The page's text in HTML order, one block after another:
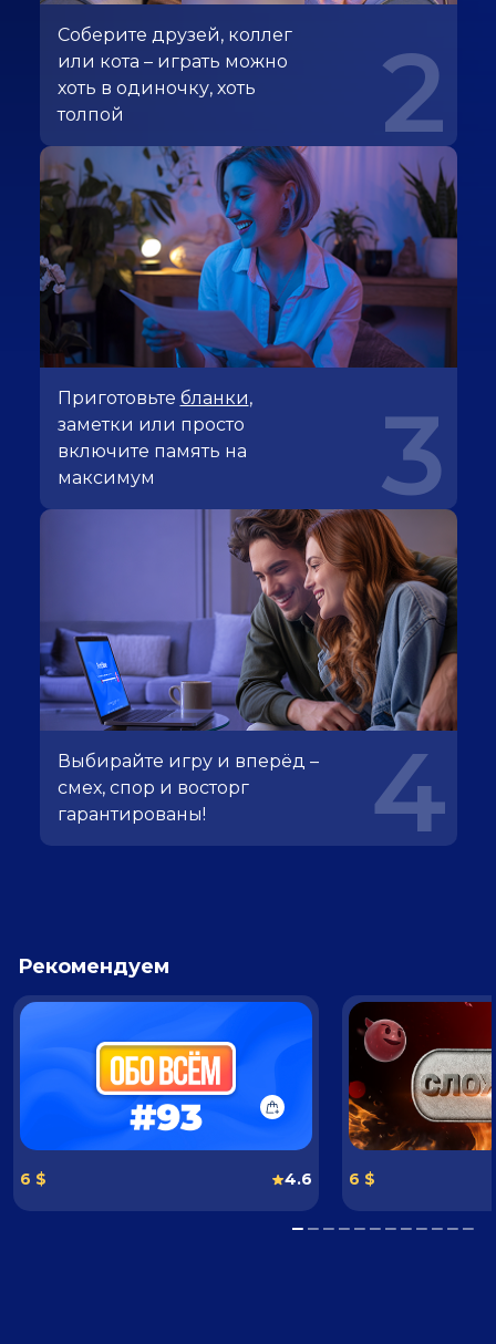
Соберите друзей, коллег
или кота – играть можно
хоть в одиночку, хоть
толпой
2
Приготовьте бланки,
заметки или просто
включите память на
максимум
3
Выбирайте игру и вперёд –
смех, спор и восторг
гарантированы!
4
Рекомендуем
6 $ 4.6 6 $